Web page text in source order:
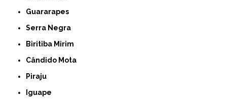
Guararapes
Serra Negra
Biritiba Mirim
Cândido Mota
Piraju
Iguape